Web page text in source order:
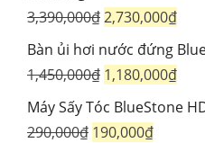
880,000₫.là:
3,390,000₫ Giá
gốc
là:
2,730,000₫Giá
hiện
tại
Bàn ủi hơi nước đứng
1,450,000₫ Giá
gốc
là:
1,180,000₫Giá
hiện
Máy Sấy Tóc BlueStone
290,000₫ Giá
190,000₫Giá